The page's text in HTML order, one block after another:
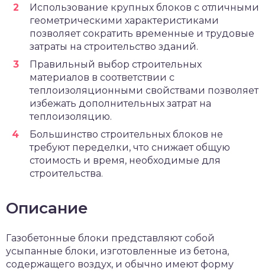
Использование крупных блоков с отличными
геометрическими характеристиками
позволяет сократить временные и трудовые
затраты на строительство зданий.
Правильный выбор строительных
материалов в соответствии с
теплоизоляционными свойствами позволяет
избежать дополнительных затрат на
теплоизоляцию.
Большинство строительных блоков не
требуют переделки, что снижает общую
стоимость и время, необходимые для
строительства.
Описание
Газобетонные блоки представляют собой
усыпанные блоки, изготовленные из бетона,
содержащего воздух, и обычно имеют форму